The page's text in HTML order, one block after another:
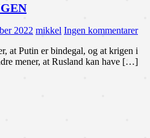
2022 mikkel Ingen kommentarer
at Putin er bindegal, og at krigen i
mener, at Rusland kan have […]